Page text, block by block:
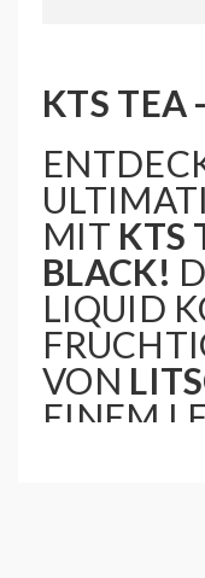
KTS TEA
MIT KTS
BLACK!
LIQUID
VON
EINEM